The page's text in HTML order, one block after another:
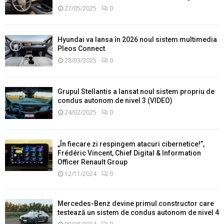
27/05/2025 0
Hyundai va lansa în 2026 noul sistem multimedia
Pleos Connect
28/03/2025 0
Grupul Stellantis a lansat noul sistem propriu de
condus autonom de nivel 3 (VIDEO)
24/02/2025 0
„În fiecare zi respingem atacuri cibernetice!”,
Frédéric Vincent, Chief Digital & Information
Officer Renault Group
12/11/2024 0
Mercedes-Benz devine primul constructor care
testează un sistem de condus autonom de nivel 4